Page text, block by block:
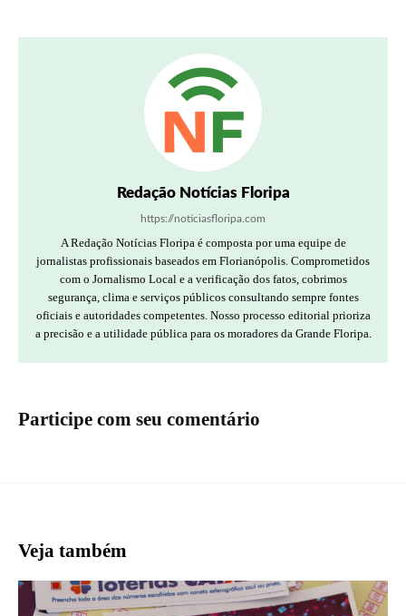
Redação Notícias Floripa
https://noticiasfloripa.com
A Redação Notícias Floripa é composta por uma equipe de
jornalistas profissionais baseados em Florianópolis. Comprometidos
com o Jornalismo Local e a verificação dos fatos, cobrimos
segurança, clima e serviços públicos consultando sempre fontes
oficiais e autoridades competentes. Nosso processo editorial prioriza
a precisão e a utilidade pública para os moradores da Grande Floripa.
Participe com seu comentário
Veja também